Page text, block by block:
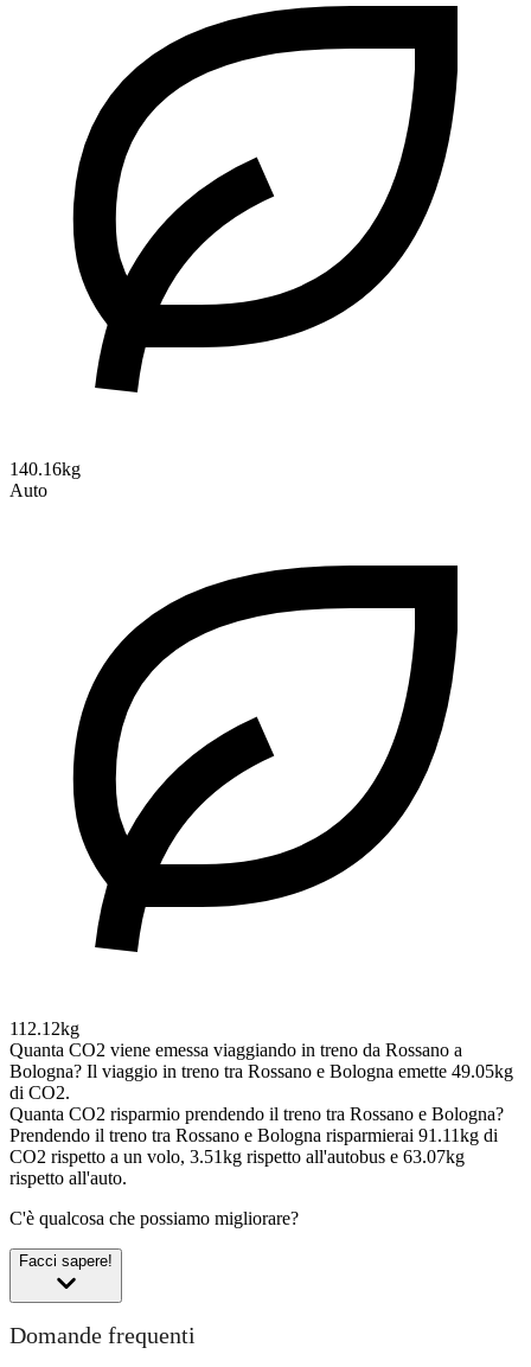
140.16kg
Auto
112.12kg
Quanta CO2 viene emessa viaggiando in treno da Rossano a
Bologna? Il viaggio in treno tra Rossano e Bologna emette 49.05kg
di CO2.
Quanta CO2 risparmio prendendo il treno tra Rossano e Bologna?
Prendendo il treno tra Rossano e Bologna risparmierai 91.11kg di
CO2 rispetto a un volo, 3.51kg rispetto all'autobus e 63.07kg
rispetto all'auto.
C'è qualcosa che possiamo migliorare?
Facci sapere!
Domande frequenti